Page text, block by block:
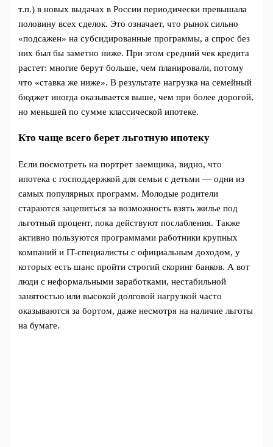
т.п.) в новых выдачах в России периодически превышала
половину всех сделок. Это означает, что рынок сильно
«подсажен» на субсидированные программы, а спрос без
них был бы заметно ниже. При этом средний чек кредита
растет: многие берут больше, чем планировали, потому
что «ставка же ниже». В результате нагрузка на семейный
бюджет иногда оказывается выше, чем при более дорогой,
но меньшей по сумме классической ипотеке.
Кто чаще всего берет льготную ипотеку
Если посмотреть на портрет заемщика, видно, что
ипотека с господдержкой для семьи с детьми — одни из
самых популярных программ. Молодые родители
стараются зацепиться за возможность взять жилье под
льготный процент, пока действуют послабления. Также
активно пользуются программами работники крупных
компаний и IT-специалисты с официальным доходом, у
которых есть шанс пройти строгий скоринг банков. А вот
люди с неформальными заработками, нестабильной
занятостью или высокой долговой нагрузкой часто
оказываются за бортом, даже несмотря на наличие льготы
на бумаге.